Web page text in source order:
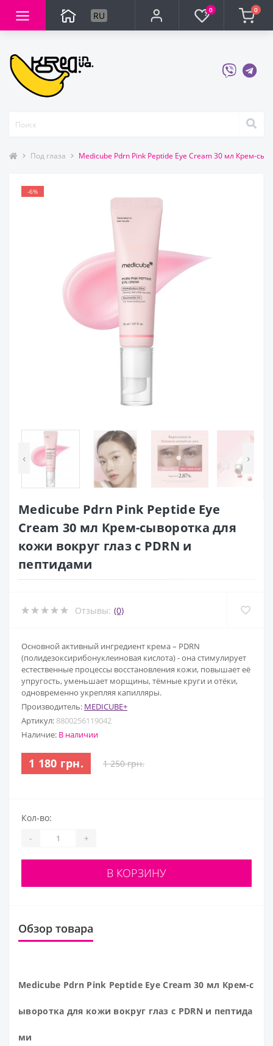
RU 0 0
Под глаза Medicube Pdrn Pink Peptide Eye Cream 30 мл Крем-
-6%
‹ ›
Medicube Pdrn Pink Peptide Eye
Cream 30 мл Крем-сыворотка для
кожи вокруг глаз с PDRN и
пептидами
Отзывы: (0)
Основной активный ингредиент крема – PDRN
(полидезоксирибонуклеиновая кислота) - она стимулирует
естественные процессы восстановления кожи, повышает её
упругость, уменьшает морщины, тёмные круги и отёки,
одновременно укрепляя капилляры.
Производитель: MEDICUBE+
Артикул: 8800256119042
Наличие: В наличии
1 180 грн. 1 250 грн.
Кол-во:
- +
В КОРЗИНУ
Обзор товара
Medicube Pdrn Pink Peptide EyeCream 30 мл Крем-с
ыворотка для кожи вокруг глаз с PDRN и пептида
ми